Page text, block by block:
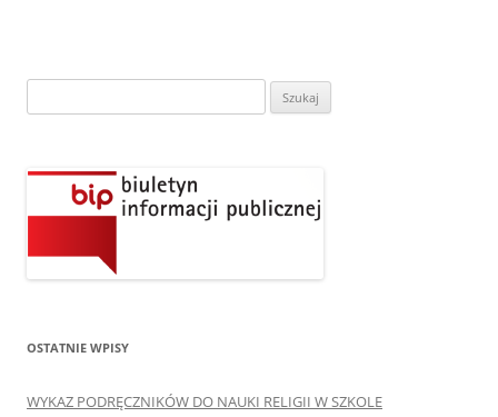
OSTATNIE WPISY
WYKAZ PODRĘCZNIKÓW DO NAUKI RELIGII W SZKOLE